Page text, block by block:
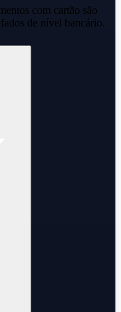
com cartão são
de nível bancário.